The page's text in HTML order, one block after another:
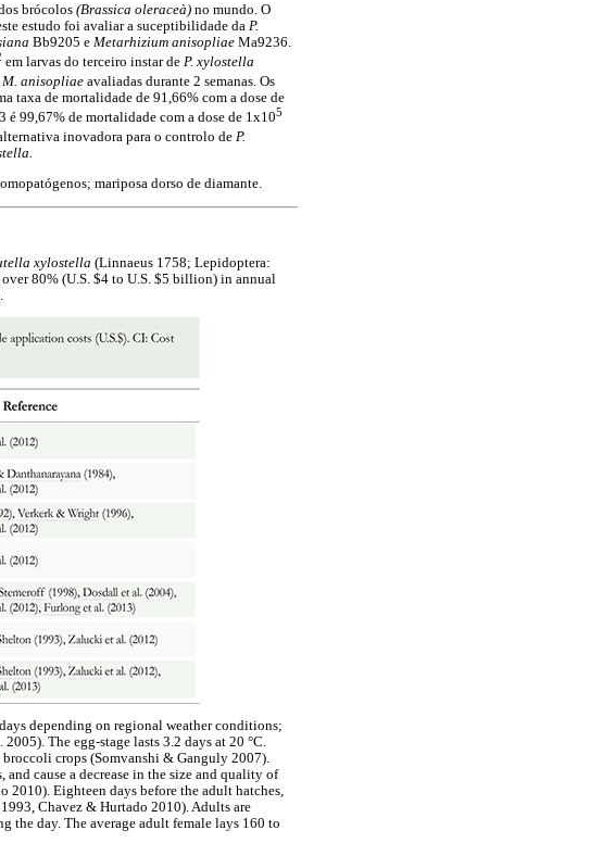
brócolos (Brassica oleraceà) no mundo. O
estudo foi avaliar a suceptibilidade da P.
Bb9205 e Metarhizium anisopliae Ma9236.
em larvas do terceiro instar de P. xylostella
M. anisopliae avaliadas durante 2 semanas. Os
taxa de mortalidade de 91,66% com a dose de
é 99,67% de mortalidade com a dose de 1x105
inovadora para o controlo de P.
mariposa dorso de diamante.
xylostella (Linnaeus 1758; Lepidoptera:
80% (U.S. $4 to U.S. $5 billion) in annual
depending on regional weather conditions;
The egg-stage lasts 3.2 days at 20 °C.
broccoli crops (Somvanshi & Ganguly 2007).
cause a decrease in the size and quality of
2010). Eighteen days before the adult hatches,
Chavez & Hurtado 2010). Adults are
the day. The average adult female lays 160 to